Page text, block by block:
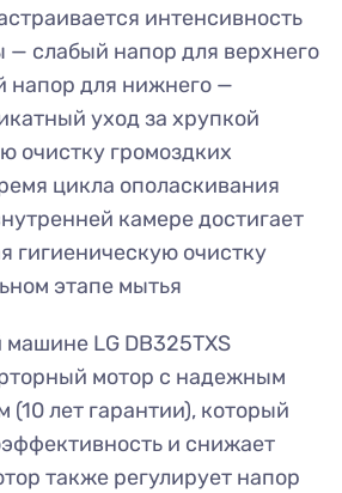
интенсивность
слабый напор для верхнего
напор для нижнего —
уход за хрупкой
очистку громоздких
цикла ополаскивания
камере достигает
гигиеническую очистку
этапе мытья
LG DB325TXS
мотор с надежным
лет гарантии), который
и снижает
также регулирует напор